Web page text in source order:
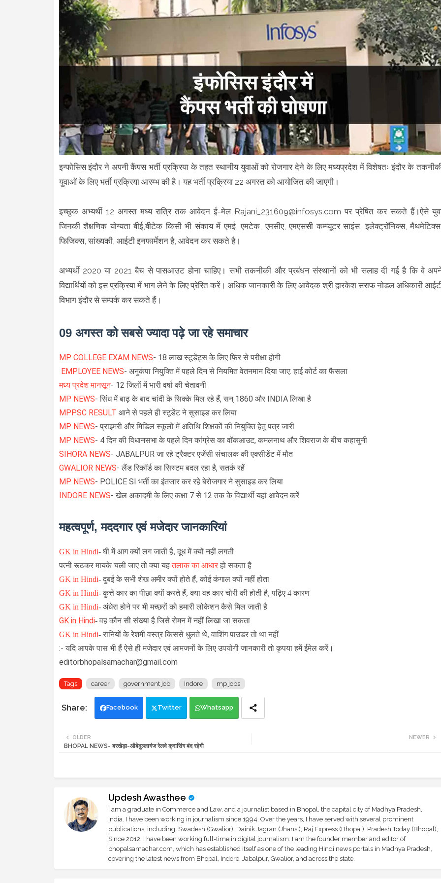
इन्फोसिस इंदौर ने अपनी कैंपस भर्ती प्रक्रिया के तहत स्थानीय युवाओं को रोजगार देने के लिए मध्यप्रदेश में विशेषतः इंदौर के
युवाओं के लिए भर्ती प्रक्रिया आरम्भ की है। यह भर्ती प्रक्रिया 22 अगस्त को आयोजित की जाएगी।
इच्छुक अभ्यर्थी 12 अगस्त मध्य रात्रि तक आवेदन ई-मेल Rajani_231609@infosys.com पर प्रेषित कर सकते हैं।ऐसे
जिनकी शैक्षणिक योग्यता बीई,बीटेक किसी भी संकाय में एमई, एमटेक, एमसीए, एमएससी कम्प्यूटर साइंस, इलेक्ट्रॉनिक्स,
फिजिक्स, सांख्यकी, आईटी इनफार्मेशन है, आवेदन कर सकते है।
अभ्यर्थी 2020 या 2021 बैच से पासआउट होना चाहिए। सभी तकनीकी और प्रबंधन संस्थानों को भी सलाह दी गई है कि वे
विद्यार्थियों को इस प्रक्रिया में भाग लेने के लिए प्रेरित करें। अधिक जानकारी के लिए आवेदक श्री द्वारकेश सराफ नोडल अधिकारी
विभाग इंदौर से सम्पर्क कर सकते हैं।
09 अगस्त को सबसे ज्यादा पढ़े जा रहे समाचार
MP COLLEGE EXAM NEWS- 18 लाख स्टूडेंट्स के लिए फिर से परीक्षा होगी
EMPLOYEE NEWS- अनुकंपा नियुक्ति में पहले दिन से नियमित वेतनमान दिया जाए: हाई कोर्ट का फैसला
मध्य प्रदेश मानसून- 12 जिलों में भारी वर्षा की चेतावनी
MP NEWS- सिंध में बाढ़ के बाद चांदी के सिक्के मिल रहे हैं, सन् 1860 और INDIA लिखा है
MPPSC RESULT आने से पहले ही स्टूडेंट ने सुसाइड कर लिया
MP NEWS- प्राइमरी और मिडिल स्कूलों में अतिथि शिक्षकों की नियुक्ति हेतु पत्र जारी
MP NEWS- 4 दिन की विधानसभा के पहले दिन कांग्रेस का वॉकआउट, कमलनाथ और शिवराज के बीच कहासुनी
SIHORA NEWS- JABALPUR जा रहे ट्रैक्टर एजेंसी संचालक की एक्सीडेंट में मौत
GWALIOR NEWS- लैंड रिकॉर्ड का सिस्टम बदल रहा है, सतर्क रहें
MP NEWS- POLICE SI भर्ती का इंतजार कर रहे बेरोजगार ने सुसाइड कर लिया
INDORE NEWS- खेल अकादमी के लिए कक्षा 7 से 12 तक के विद्यार्थी यहां आवेदन करें
महत्वपूर्ण, मददगार एवं मजेदार जानकारियां
GK in Hindi- घी में आग क्यों लग जाती है, दूध में क्यों नहीं लगती
पत्नी रूठकर मायके चली जाए तो क्या यहतलाक का आधारहो सकता है
GK in Hindi- दुबई के सभी शेख अमीर क्यों होते हैं, कोई कंगाल क्यों नहीं होता
GK in Hindi- कुत्ते कार का पीछा क्यों करते हैं, क्या वह कार चोरी की होती है, पढ़िए 4 कारण
GK in Hindi- अंधेरा होने पर भी मच्छरों को हमारी लोकेशन कैसे मिल जाती है
GK in Hindi- वह कौन सी संख्या है जिसे रोमन में नहीं लिखा जा सकता
GK in Hindi- रानियों के रेशमी वस्त्र किससे धुलते थे, वाशिंग पाउडर तो था नहीं
:- यदि आपके पास भी हैं ऐसे ही मजेदार एवं आमजनों के लिए उपयोगी जानकारी तो कृपया हमें ईमेल करें।
editorbhopalsamachar@gmail.com
Tags career government job Indore mp jobs
Facebook Twitter Whatsapp
NEWER
OLDER
BHOPAL NEWS- बरखेड़ा-औबेदुल्लागंज रेलवे क्रासिंग बंद रहेगी
Updesh Awasthee
I am a graduate in Commerce and Law, and a journalist based in Bhopal, the capital city of Madhya Pradesh,
India. I have been working in journalism since 1994. Over the years, I have served with several prominent
publications, including: Swadesh (Gwalior), Dainik Jagran (Jhansi), Raj Express (Bhopal), Pradesh Today (Bhopal);
Since 2012, I have been working full-time in digital journalism. I am the founder member and editor of
bhopalsamachar.com, which has established itself as one of the leading Hindi news portals in Madhya Pradesh,
covering the latest news from Bhopal, Indore, Jabalpur, Gwalior, and across the state.